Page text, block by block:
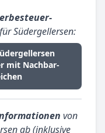
Südergellersen:
mit Nachbar-
von
ab (inklusive